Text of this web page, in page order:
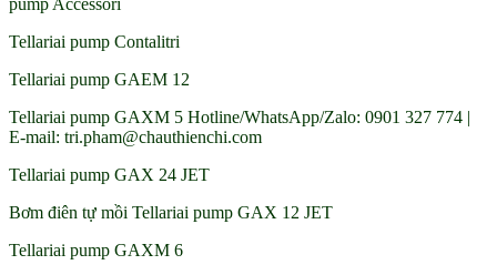
Tellariai pump Contalitri
Tellariai pump GAEM 12
Tellariai pump GAXM 5 Hotline/WhatsApp/Zalo: 0901 327 774 |
E-mail: tri.pham@chauthienchi.com
Tellariai pump GAX 24 JET
Bơm điên tự mồi Tellariai pump GAX 12 JET
Tellariai pump GAXM 6